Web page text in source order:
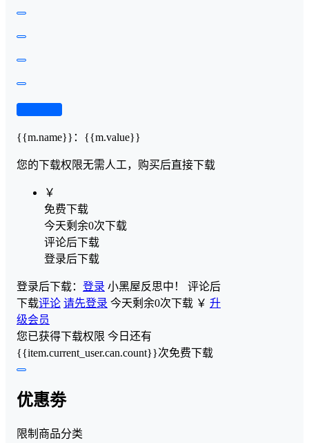
{{m.name}} ： {{m.value}}
您的下载权限无需人工，购买后直接下载
￥
免费下载
今天剩余0次下载
评论后下载
登录后下载
登录后下载： 登录 小黑屋反思中！ 评论后
下载评论 请先登录 今天剩余0次下载 ￥ 升
级会员
您已获得下载权限 今日还有
{{item.current_user.can.count}}次免费下载
优惠劵
限制商品分类